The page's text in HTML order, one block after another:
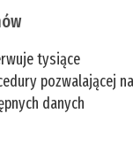
tysiące
pozwalającej
danych